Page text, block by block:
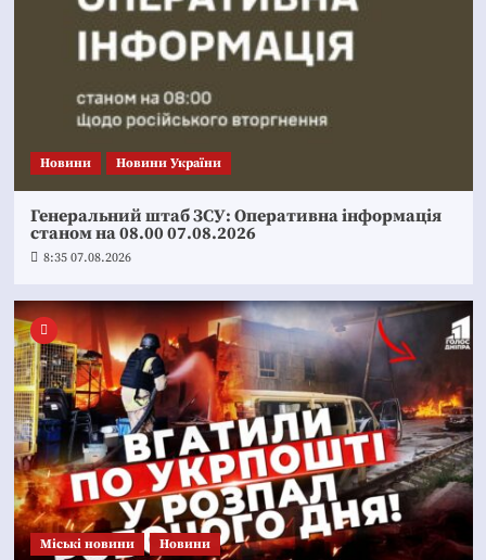
Новини Новини України
Генеральний штаб ЗСУ: Оперативна інформація
станом на 08.00 07.08.2026
8:35 07.08.2026
Mіські новини Новини